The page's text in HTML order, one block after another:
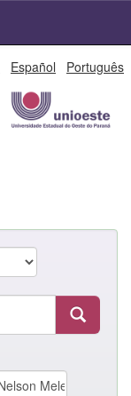
Español Português